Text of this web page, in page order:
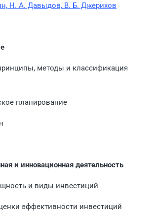
Н. А. Давыдов, В. Б. Джерихов
методы и классификация
планирование
и инновационная деятельность
и виды инвестиций
эффективности инвестиций